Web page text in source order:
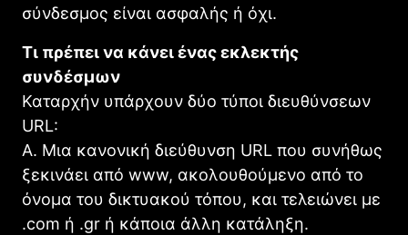
σύνδεσμος είναι ασφαλής ή όχι.
Τι πρέπει να κάνει ένας εκλεκτής
συνδέσμων
Καταρχήν υπάρχουν δύο τύποι διευθύνσεων
URL:
Α. Μια κανονική διεύθυνση URL που συνήθως
ξεκινάει από www, ακολουθούμενο από το
όνομα του δικτυακού τόπου, και τελειώνει με
.com ή .gr ή κάποια άλλη κατάληξη.